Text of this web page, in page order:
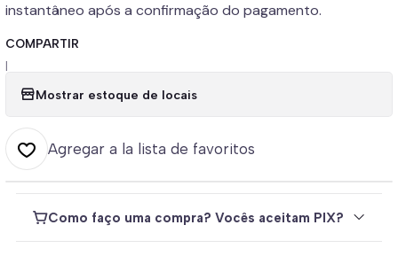
instantâneo após a confirmação do pagamento.
COMPARTIR
|
Mostrar estoque de locais
Agregar a la lista de favoritos
Como faço uma compra? Vocês aceitam PIX?